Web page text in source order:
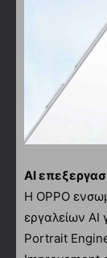
AI
Η OPPO
εργαλείων AI
Portrait